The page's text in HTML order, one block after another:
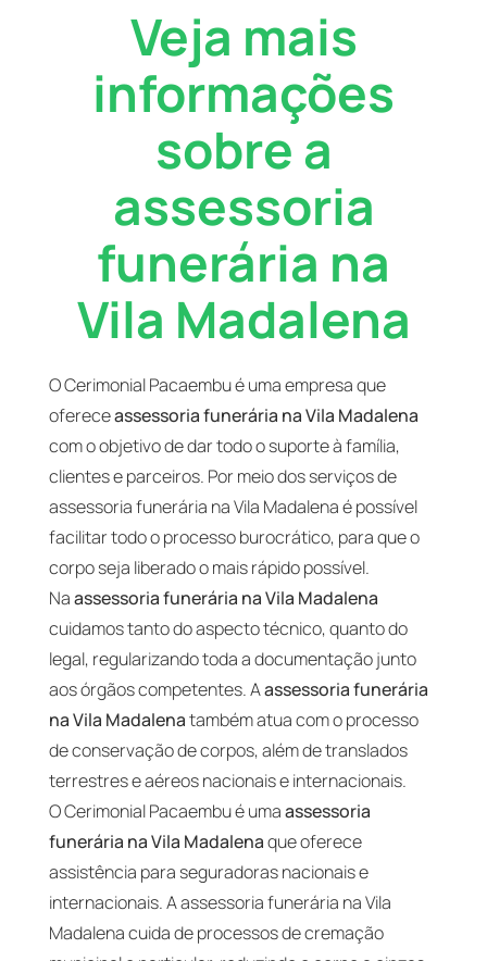
Veja mais
informações
sobre a
assessoria
funerária na
Vila Madalena
O Cerimonial Pacaembu é uma empresa que
ofereceassessoria funerária na Vila Madalena
com o objetivo de dar todo o suporte à família,
clientes e parceiros. Por meio dos serviços de
assessoria funerária na Vila Madalena é possível
facilitar todo o processo burocrático, para que o
corpo seja liberado o mais rápido possível.
Naassessoria funerária na Vila Madalena
cuidamos tanto do aspecto técnico, quanto do
legal, regularizando toda a documentação junto
aos órgãos competentes. Aassessoria funerária
na Vila Madalenatambém atua com o processo
de conservação de corpos, além de translados
terrestres e aéreos nacionais e internacionais.
O Cerimonial Pacaembu é umaassessoria
funerária na Vila Madalenaque oferece
assistência para seguradoras nacionais e
internacionais. A assessoria funerária na Vila
Madalena cuida de processos de cremação